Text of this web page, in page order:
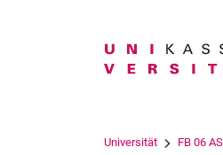
Universität FB 06